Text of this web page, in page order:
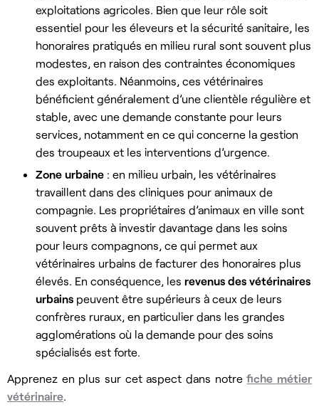
exploitations agricoles. Bien que leur rôle soit
essentiel pour les éleveurs et la sécurité sanitaire, les
honoraires pratiqués en milieu rural sont souvent plus
modestes, en raison des contraintes économiques
des exploitants. Néanmoins, ces vétérinaires
bénéficient généralement d’une clientèle régulière et
stable, avec une demande constante pour leurs
services, notamment en ce qui concerne la gestion
des troupeaux et les interventions d’urgence.
Zone urbaine : en milieu urbain, les vétérinaires
travaillent dans des cliniques pour animaux de
compagnie. Les propriétaires d’animaux en ville sont
souvent prêts à investir davantage dans les soins
pour leurs compagnons, ce qui permet aux
vétérinaires urbains de facturer des honoraires plus
élevés. En conséquence, les revenus des vétérinaires
urbains peuvent être supérieurs à ceux de leurs
confrères ruraux, en particulier dans les grandes
agglomérations où la demande pour des soins
spécialisés est forte.
Apprenez en plus sur cet aspect dans notrefiche métier
vétérinaire.